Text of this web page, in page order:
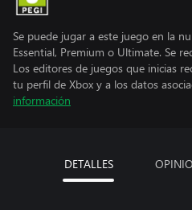
Se puede jugar a este juego en la
Essential, Premium o Ultimate. Se
Los editores de juegos que inicias
tu perfil de Xbox y a los datos
información
DETALLES